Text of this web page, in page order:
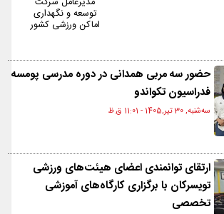
حضور سه مربی همدانی در دوره مدرسی پومسه
فدراسیون تکواندو
ﺳﻪشنبه, 30 تیر,1405 - 11:01 ق.ظ
ارتقای توانمندی اعضای هیئت‌های ورزشی
تویسرکان با برگزاری کارگاه‌های آموزشی
تخصصی